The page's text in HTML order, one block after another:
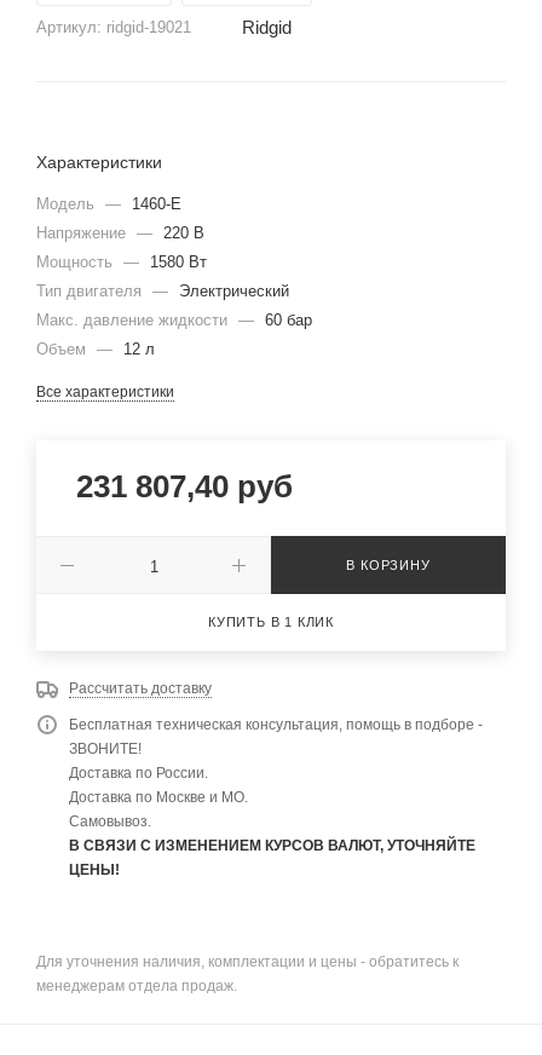
Артикул: ridgid-19021 Ridgid
Характеристики
Модель —
1460-E
Напряжение — 220 В
Мощность
—
1580 Вт
Тип двигателя
—
Электрический
Макс. давление жидкости — 60 бар
Объем
— 12 л
Все характеристики
231 807,40 руб
В КОРЗИНУ
КУПИТЬ В 1 КЛИК
Рассчитать доставку
Бесплатная техническая консультация, помощь в подборе -
ЗВОНИТЕ!
Доставка по России.
Доставка по Москве и МО.
Самовывоз.
В СВЯЗИ С ИЗМЕНЕНИЕМ КУРСОВ ВАЛЮТ, УТОЧНЯЙТЕ
ЦЕНЫ!
Для уточнения наличия, комплектации и цены - обратитесь к
менеджерам отдела продаж.